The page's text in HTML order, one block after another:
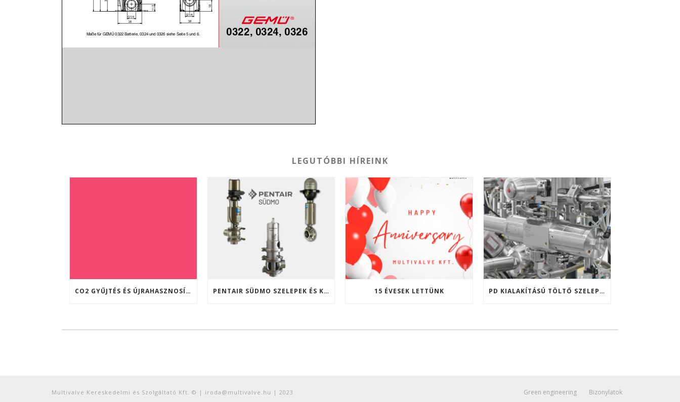
LEGUTÓBBI HÍREINK
CO2 GYŰJTÉS ÉS ÚJRAHASZNOSÍTÁS A TENNENT SÖRFŐZDÉBEN (SKÓCIA) PENTAIR SÜDMO SZELEPEK ÉS KOMPONENSEK A MULTIVALVE KFT. KÍNÁLATÁBAN 15 ÉVESEK LETTÜNK PD KIALAKÍTÁSÚ TÖLTŐ SZELEP PLATFORM – GEMÜ F40 ÉS F60
Multivalve Kereskedelmi és Szolgáltató Kft. © | iroda@multivalve.hu | 2023 Green engineering Bizonylatok